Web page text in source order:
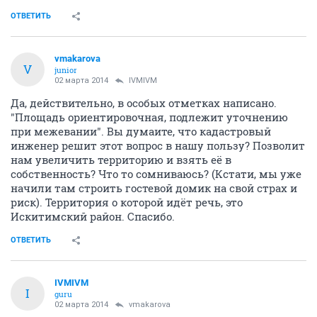
ОТВЕТИТЬ
V
vmakarova
junior
02 марта 2014 IVMIVM
Да, действительно, в особых отметках написано.
"Площадь ориентировочная, подлежит уточнению
при межевании". Вы думаите, что кадастровый
инженер решит этот вопрос в нашу пользу? Позволит
нам увеличить территорию и взять её в
собственность? Что то сомниваюсь? (Кстати, мы уже
начили там строить гостевой домик на свой страх и
риск). Территория о которой идёт речь, это
Искитимский район. Спасибо.
ОТВЕТИТЬ
I
IVMIVM
guru
02 марта 2014 vmakarova